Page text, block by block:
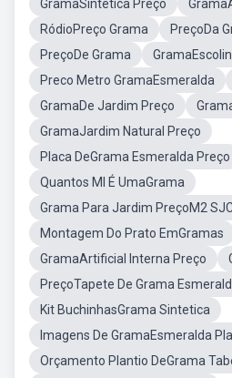
GramaSintética Preço
RódioPreço Grama
PreçoDa
PreçoDe Grama
Preco Metro GramaEsmeralda
GramaDe Jardim Preço
GramaJardim Natural Preço
Placa DeGrama Esmeralda Preço
Quantos Ml É UmaGrama
Grama Para Jardim PreçoM2
Montagem Do Prato EmGramas
GramaArtificial Interna Preço
PreçoTapete De Grama
Kit BuchinhasGrama Sintetica
Imagens De GramaEsmeralda
Orçamento Plantio DeGrama